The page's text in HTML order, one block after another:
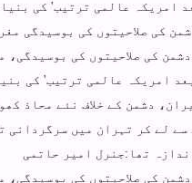
امریکہ عالمی ترتیب' کی
کی صلاحیتوں کی بوسیدگی
کی صلاحیتوں کی بوسیدگی،
امریکہ عالمی ترتیب' کی
دشمن کے خلاف نئے محاذ
لے کر تہران میں سرگردانی
تھا:جنرل امیر حاتمی
کی صلاحیتوں کی بوسیدگی،